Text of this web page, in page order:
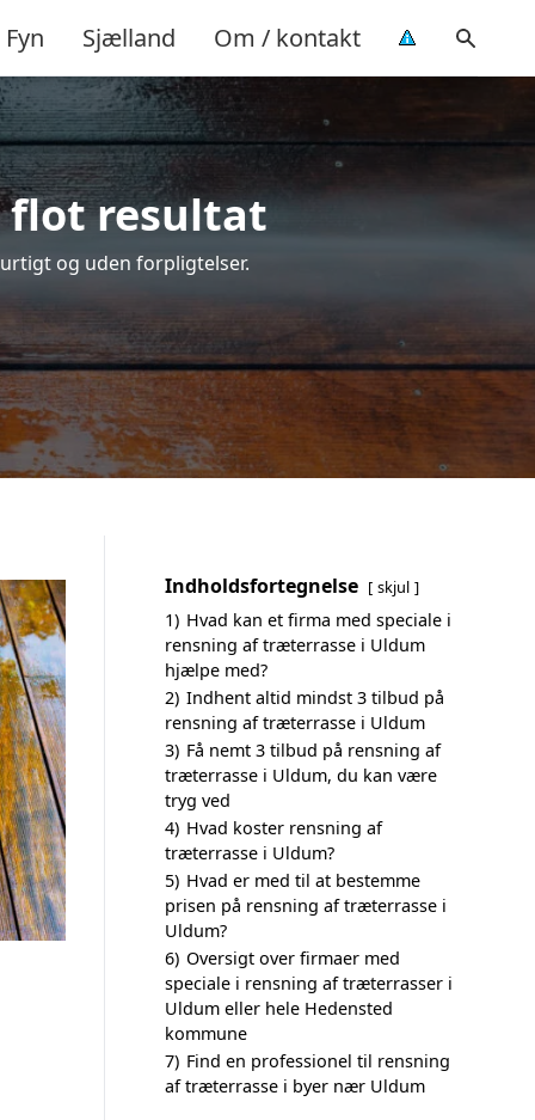
Fyn Sjælland Om / kontakt
flot resultat
og uden forpligtelser.
Indholdsfortegnelse skjul
1) Hvad kan et firma med speciale i
rensning af træterrasse i Uldum
hjælpe med?
2) Indhent altid mindst 3 tilbud på
rensning af træterrasse i Uldum
3) Få nemt 3 tilbud på rensning af
træterrasse i Uldum, du kan være
tryg ved
4) Hvad koster rensning af
træterrasse i Uldum?
5) Hvad er med til at bestemme
prisen på rensning af træterrasse i
Uldum?
6) Oversigt over firmaer med
speciale i rensning af træterrasser i
Uldum eller hele Hedensted
kommune
7) Find en professionel til rensning
af træterrasse i byer nær Uldum